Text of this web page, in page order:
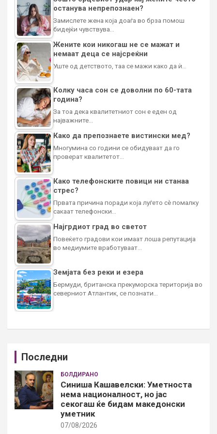
останува непрепознаен?
Замислете жена која доаѓа во брза помош
бидејќи чувствува…
Жените кои никогаш не се мажат и
немаат деца се најсреќни
Уште од детството, таа се мажи како да ѝ…
Колку часа сон се доволни по 60-тата
година?
За тоа дека квалитетниот сон е еден од
најважните…
Како да препознаете вистински мед?
Многумина со години се обидуваат да го
проверат квалитетот…
Како телефонските повици ни станаа
стрес?
Првата причина поради која луѓето сè помалку
сакаат телефонски…
Најгрдиот град во светот
Повеќето градови кои имаат лоша репутација
во медиумите вработуваат…
Земјата без реки и езера
Бермуди, британска прекуморска територија во
северниот Атлантик, се познати…
Последни
БОЛДИРАНО
Синиша Кашавелски: Уметноста
нема националност, но јас
секогаш ќе бидам македонски
уметник
07/08/2026